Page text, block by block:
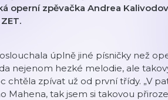
operní zpěvačka Andrea
úplně jiné písničky než
nejenom hezké melodie, ale
chtěla zpívat už od první třídy. „V
Mahena, tak jsem si takovou